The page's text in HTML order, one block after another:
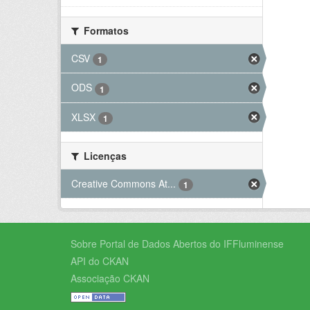
Formatos
CSV
1
ODS 1
XLSX 1
Licenças
Creative Commons At...
1
Sobre Portal de Dados Abertos do IFFluminense
API do CKAN
Associação CKAN